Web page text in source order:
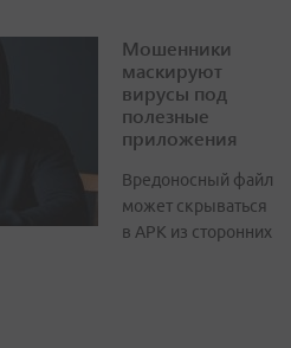
Мошенники
маскируют
вирусы под
полезные
приложения
Вредоносный файл
может скрываться
в APK из сторонних